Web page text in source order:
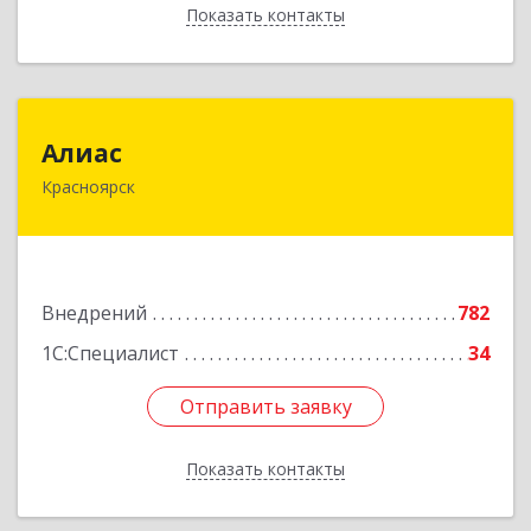
Показать контакты
Назад
Алиас
Красноярск
Внедрений
782
1С:Специалист
34
Отправить заявку
Показать контакты
660043, Красноярский край, Красноярск г,
Отправить заявку
Назад